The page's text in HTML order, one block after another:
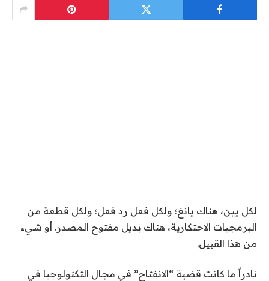
لكل يين، هناك يانغ؛ ولكل فعل رد فعل؛ ولكل قطعة من
البرمجيات الاحتكارية، هناك بديل مفتوح المصدر. أو شيء
من هذا القبيل.
نادراً ما كانت قضية “الانفتاح” في مجال التكنولوجيا في